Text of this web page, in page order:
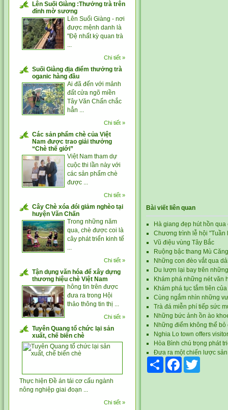
Lên Suối Giàng :Thưởng trà trên
đỉnh mờ sương
Lên Suối Giàng - nơi
được mệnh danh là
"Đệ nhất kỳ quan trà
...
Chi tiết »
Suối Giàng địa điểm thưởng trà
oganic hàng đầu
Ai đã đến với mảnh
đất cửa ngõ miền
Tây Văn Chấn chắc
hẳn ...
Chi tiết »
Các sản phẩm chè của Việt
Nam được trao giải thưởng
“Chè thế giới”
Việt Nam tham dự
cuộc thi lần này với
các sản phẩm chè
được ...
Chi tiết »
Cây Chè xóa đói giảm nghèo tại
huyện Văn Chấn
Trong những năm
qua, chè được coi là
cây phát triển kinh tế
...
Chi tiết »
Tận dụng văn hóa để xây dựng
thương hiệu chè Việt Nam
hông tin trên được
đưa ra trong Hội
thảo thông tin thị ...
Chi tiết »
Tuyên Quang tổ chức lại sản
xuất, chế biến chè
Thực hiện Đề án tái cơ cấu ngành
nông nghiệp giai đoạn ...
Chi tiết »
Bài viết liên quan
Hà giang đẹp hút hồn
Chương trình lễ hội "Tuần
Vũ điệu vùng Tây Bắc
Ruộng bậc thang Mù
Những con đèo vắt qua
Du lượn lại bay trên
Khám phá những nét văn
Khám phá tục tắm tiên
Cùng ngắm nhìn những
Trà đá miễn phí tiếp sức
Những bức ảnh ồn ào
Những điểm không thể
Nghia Lo town offers
Hòa Bình chú trọng phát
Đưa ra một chiến lược
Share
Facebook